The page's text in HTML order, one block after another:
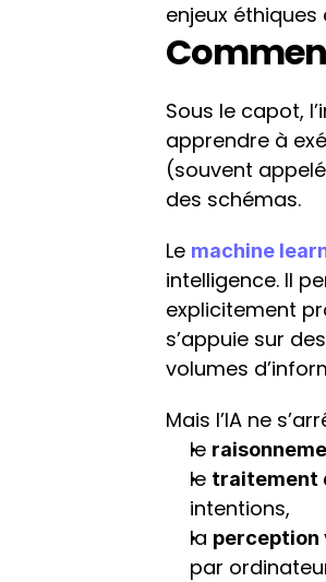
enjeux
Sous le capot,
apprendre à
(souvent
des schémas.
Le machine
intelligence. Il
explicitement
s’appuie sur
volumes
Mais l’IA ne
le
le traitement
intentions,
la perception
par